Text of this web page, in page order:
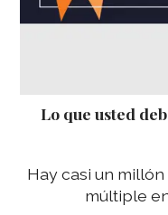
Lo que usted
Hay casi un
múltiple